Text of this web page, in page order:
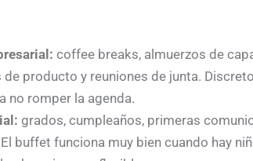
coffee breaks, almuerzos de
de producto y reuniones de junta.
no romper la agenda.
grados, cumpleaños, primeras
buffet funciona muy bien cuando hay